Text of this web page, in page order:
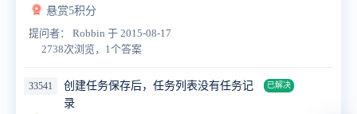
悬赏5积分
提问者： Robbin 于 2015-08-17
2738次浏览，1个答案
33541
创建任务保存后，任务列表没有任务记
录
已解决